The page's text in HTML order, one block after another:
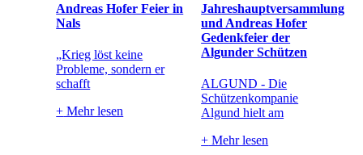
Andreas Hofer Feier in
Nals
„Krieg löst keine
Probleme, sondern er
schafft
+ Mehr lesen
Jahreshauptversammlung
und Andreas Hofer
Gedenkfeier der
Algunder Schützen
ALGUND - Die
Schützenkompanie
Algund hielt am
+ Mehr lesen